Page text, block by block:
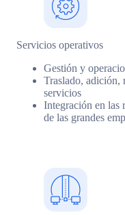
Servicios operativos
Gestión y
Traslado, adición,
servicios
Integración en las
de las grandes